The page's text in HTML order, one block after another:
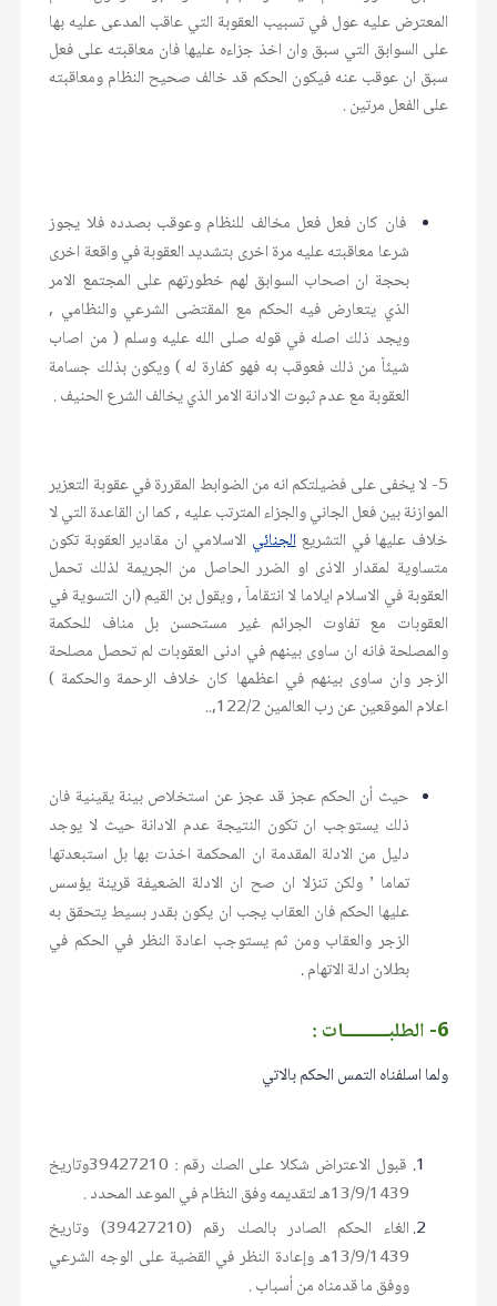
المعترض عليه عول في تسبيب العقوبة التي عاقب المدعى عليه بها
على السوابق التي سبق وان اخذ جزاءه عليها فان معاقبته على فعل
سبق ان عوقب عنه فيكون الحكم قد خالف صحيح النظام ومعاقبته
على الفعل مرتين .
فان كان فعل فعل مخالف للنظام وعوقب بصدده فلا يجوز
شرعا معاقبته عليه مرة اخرى بتشديد العقوبة في واقعة اخرى
بحجة ان اصحاب السوابق لهم خطورتهم على المجتمع الامر
الذي يتعارض فيه الحكم مع المقتضى الشرعي والنظامي ,
ويجد ذلك اصله في قوله صلى الله عليه وسلم ( من اصاب
شيئاً من ذلك فعوقب به فهو كفارة له ) ويكون بذلك جسامة
العقوبة مع عدم ثبوت الادانة الامر الذي يخالف الشرع الحنيف .
5- لا يخفى على فضيلتكم انه من الضوابط المقررة في عقوبة التعزير
الموازنة بين فعل الجاني والجزاء المترتب عليه , كما ان القاعدة التي لا
خلاف عليها في التشريعالجنائي الاسلامي ان مقادير العقوبة تكون
متساوية لمقدار الاذى او الضرر الحاصل من الجريمة لذلك تحمل
العقوبة في الاسلام ايلاما لا انتقاماً , ويقول بن القيم (ان التسوية في
العقوبات مع تفاوت الجرائم غير مستحسن بل مناف للحكمة
والمصلحة فانه ان ساوى بينهم في ادنى العقوبات لم تحصل مصلحة
الزجر وان ساوى بينهم في اعظمها كان خلاف الرحمة والحكمة )
اعلام الموقعين عن رب العالمين 122/2,..
حيث أن الحكم عجز قد عجز عن استخلاص بينة يقينية فان
ذلك يستوجب ان تكون النتيجة عدم الادانة حيث لا يوجد
دليل من الادلة المقدمة ان المحكمة اخذت بها بل استبعدتها
تماما ’ ولكن تنزلا ان صح ان الادلة الضعيفة قرينة يؤسس
عليها الحكم فان العقاب يجب ان يكون بقدر بسيط يتحقق به
الزجر والعقاب ومن ثم يستوجب اعادة النظر في الحكم في
بطلان ادلة الاتهام.
6- الطلبــــــــــات :
ولما اسلفناه التمس الحكم بالاتي
قبول الاعتراض شكلا على الصك رقم : 39427210وتاريخ
13/9/1439هـ لتقديمه وفق النظام في الموعد المحدد .
الغاء الحكم الصادر بالصك رقم (39427210) وتاريخ
13/9/1439هـ وإعادة النظر في القضية على الوجه الشرعي
ووفق ما قدمناه من أسباب .